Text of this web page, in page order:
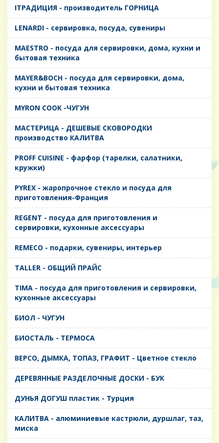
IТРАДИЦИЯ - производитель ГОРНИЦА
LENARDI - сервировка, посуда, сувениры
MAESTRO - посуда для сервировки, дома, кухни и
бытовая техника
MAYER&BOCH - посуда для сервировки, дома,
кухни и бытовая техника
MYRON COOK -ЧУГУН
MАСТЕРИЦА - ДЕШЕВЫЕ СКОВОРОДКИ
производство КАЛИТВА
PROFF CUISINE - фарфор (тарелки, салатники,
кружки)
PYREX - жаропрочное стекло и посуда для
приготовления-Франция
REGENT - посуда для приготовления и
сервировки, кухонные аксессуары
REMECO - подарки, сувениры, интерьер
TALLER - ОБЩИЙ ПРАЙС
TIMA - посуда для приготовления и сервировки,
кухонные аксессуары
БИОЛ - ЧУГУН
БИОСТАЛЬ - ТЕРМОСА
ВЕРСО, ДЫМКА, ТОПАЗ, ГРАФИТ - Цветное стекло
ДЕРЕВЯННЫЕ РАЗДЕЛОЧНЫЕ ДОСКИ - БУК
ДУНЬЯ ДОГУШ пластик - Турция
КАЛИТВА - алюминиевые кастрюли, дуршлаг, таз,
миска